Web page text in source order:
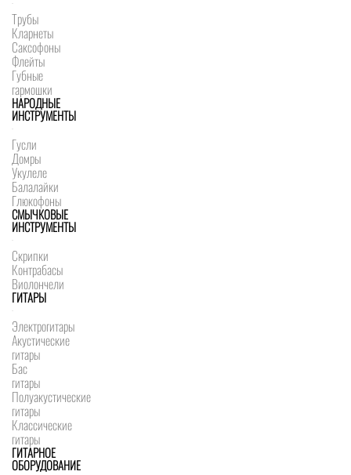
Трубы
Кларнеты
Саксофоны
Флейты
Губные
гармошки
НАРОДНЫЕ
ИНСТРУМЕНТЫ
Гусли
Домры
Укулеле
Балалайки
Глюкофоны
СМЫЧКОВЫЕ
ИНСТРУМЕНТЫ
Скрипки
Контрабасы
Виолончели
ГИТАРЫ
Электрогитары
Акустические
гитары
Бас
гитары
Полуакустические
гитары
Классические
гитары
ГИТАРНОЕ
ОБОРУДОВАНИЕ